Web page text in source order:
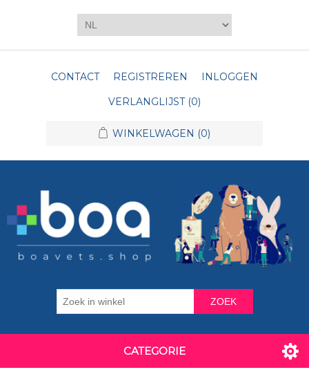
CONTACT REGISTREREN
INLOGGEN
VERLANGLIJST (0)
WINKELWAGEN (0)
ZOEK
CATEGORIE